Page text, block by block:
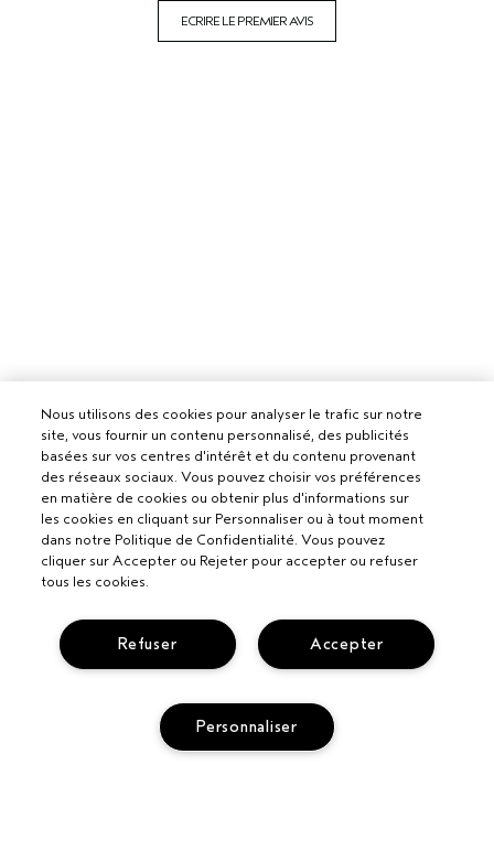
ECRIRE LE PREMIER AVIS
Pour les professionnels
DEVENIR UN SALON AVEDA
SUIVRE MA COMMANDE
APPELEZ LE +3228085049
Politique de confidentialité
Nous utilisons des cookies pour analyser le trafic sur notre
site, vous fournir un contenu personnalisé, des publicités
basées sur vos centres d'intérêt et du contenu provenant
des réseaux sociaux. Vous pouvez choisir vos préférences
en matière de cookies ou obtenir plus d'informations sur
les cookies en cliquant sur Personnaliser ou à tout moment
dans notre Politique de Confidentialité. Vous pouvez
cliquer sur Accepter ou Rejeter pour accepter ou refuser
tous les cookies.
Accepter
Refuser
Personnaliser